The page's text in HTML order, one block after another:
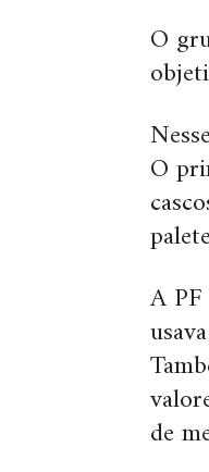
O
O
A
de